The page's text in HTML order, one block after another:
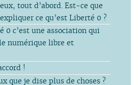
tout d’abord. Est-ce que
ce qu’est Liberté 0 ?
0 c’est une association qui
numérique libre et
!
que je dise plus de choses ?